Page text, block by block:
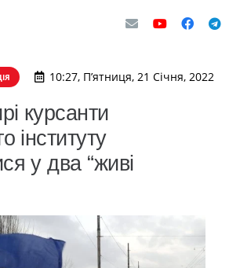
10:27, П’ятниця, 21 Січня, 2022
курсанти
інституту
у два “живі